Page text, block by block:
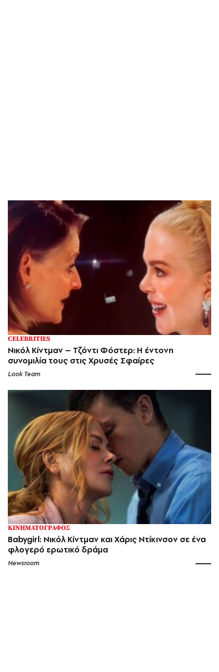
CELEBRITIES
Νικόλ Κίντμαν – Τζόντι Φόστερ: Η έντονη
συνομιλία τους στις Χρυσές Σφαίρες
Look Team
ΚΙΝΗΜΑΤΟΓΡΑΦΟΣ
Babygirl: Νικόλ Κίντμαν και Χάρις Ντίκινσον σε ένα
φλογερό ερωτικό δράμα
Newsroom